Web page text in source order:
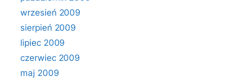
wrzesień 2009
sierpień 2009
lipiec 2009
czerwiec 2009
maj 2009